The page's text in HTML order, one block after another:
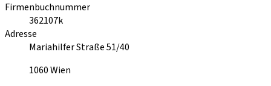
Firmenbuchnummer
362107k
Adresse
Mariahilfer Straße 51/40
1060Wien